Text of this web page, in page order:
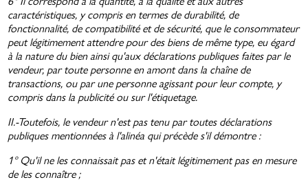
caractéristiques, y compris en termes de durabilité, de
fonctionnalité, de compatibilité et de sécurité, que le consommateur
peut légitimement attendre pour des biens de même type, eu égard
à la nature du bien ainsi qu'aux déclarations publiques faites par le
vendeur, par toute personne en amont dans la chaîne de
transactions, ou par une personne agissant pour leur compte, y
compris dans la publicité ou sur l'étiquetage.
II.-Toutefois, le vendeur n'est pas tenu par toutes déclarations
publiques mentionnées à l'alinéa qui précède s'il démontre :
1° Qu'il ne les connaissait pas et n'était légitimement pas en mesure
de les connaître ;